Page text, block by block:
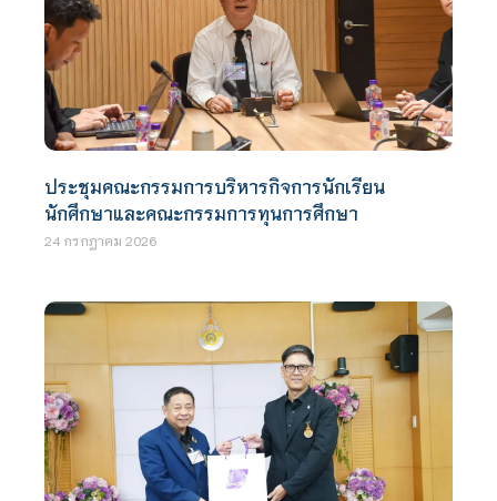
ประชุมคณะกรรมการบริหารกิจการนักเรียน
นักศึกษาและคณะกรรมการทุนการศึกษา
24 กรกฎาคม 2026